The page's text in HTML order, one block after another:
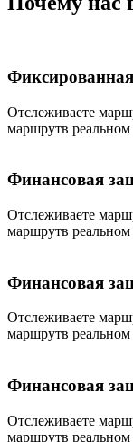
Отслеживаете
маршрутв
Финансовая
Отслеживаете
маршрутв
Финансовая
Отслеживаете
маршрутв
Финансовая
Отслеживаете
маршрутв